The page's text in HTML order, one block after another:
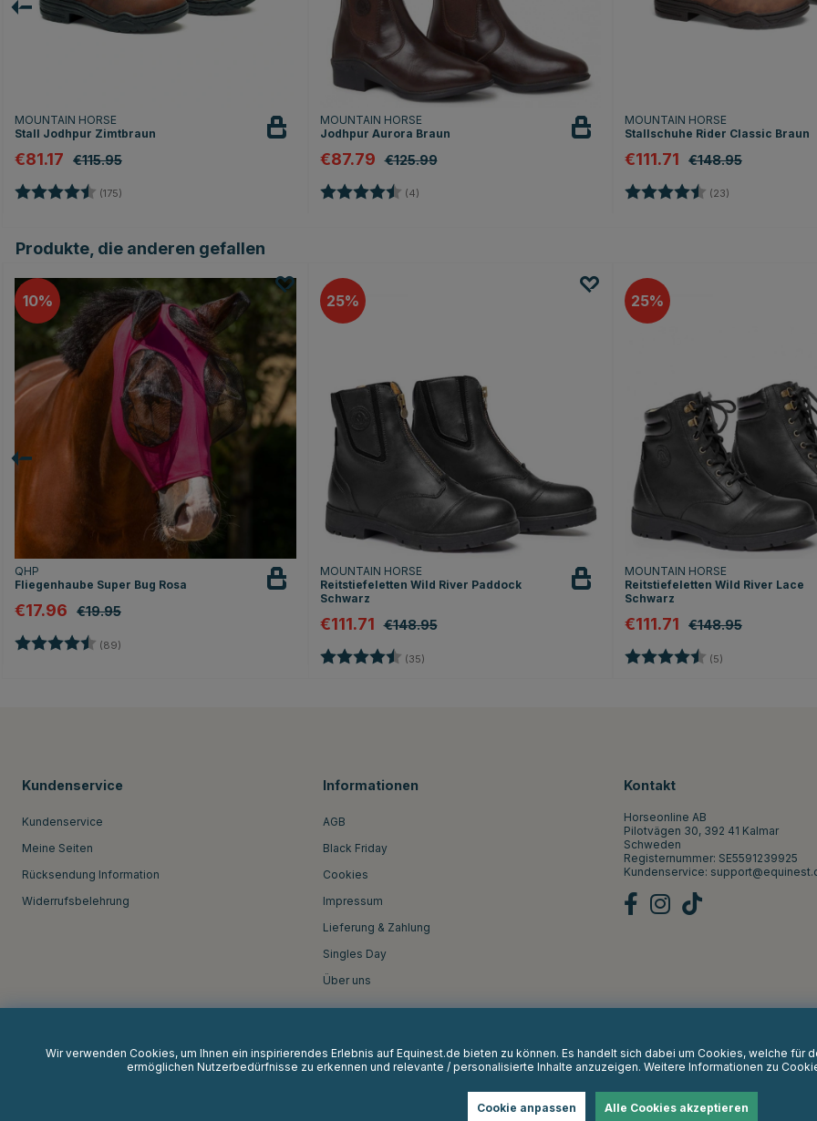
MOUNTAIN HORSE
Stall Jodhpur Zimtbraun
€81.17 €115.95
Bewertung: (175)
MOUNTAIN HORSE
Jodhpur Aurora Braun
€87.79 €125.99
Bewertung: (4)
MOUNTAIN HORSE
Stallschuhe Rider Classic Braun
€111.71 €148.95
Bewertung: (23)
Produkte, die anderen gefallen
10
QHP
Fliegenhaube Super Bug Rosa
€17.96 €19.95
Bewertung: (89)
25
MOUNTAIN HORSE
Reitstiefeletten Wild River Paddock
Schwarz
€111.71 €148.95
Bewertung: (35)
25
MOUNTAIN HORSE
Reitstiefeletten Wild River Lace
Schwarz
€111.71 €148.95
Bewertung: (5)
Kundenservice
Kundenservice
Meine Seiten
Rücksendung Information
Widerrufsbelehrung
Informationen
AGB
Black Friday
Cookies
Impressum
Lieferung & Zahlung
Singles Day
Über uns
Kontakt
Horseonline AB
Pilotvägen 30, 392 41 Kalmar
Schweden
Registernummer: SE5591239925
Kundenservice:
Wir verwenden Cookies, um Ihnen ein inspirierendes Erlebnis auf Equinest.de bieten zu können. Es handelt sich dabei um Cookies, welche
ermöglichen Nutzerbedürfnisse zu erkennen und relevante / personalisierte Inhalte anzuzeigen. Weitere Informationen zu
Cookie anpassen Alle Cookies akzeptieren